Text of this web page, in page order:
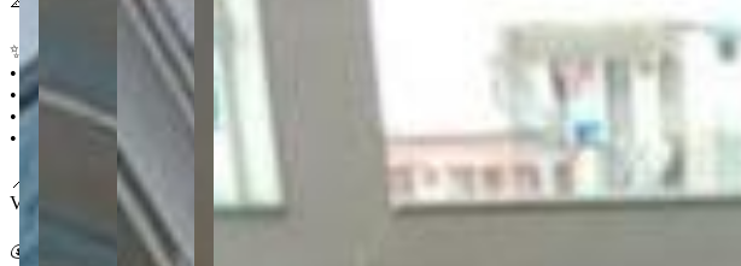
✨ Destaques
• 4 quartos, sendo 2 suítes com sacada
• Cozinha moderna com móveis planejados
• Área gourmet com churrasqueira
• Condomínio com piscina, fitness e sala de jogos
📍 No Centro
Viver no Centro de Ponta Grossa garante acesso imediato a serviços, comércio e vida cultural
💰 Condições